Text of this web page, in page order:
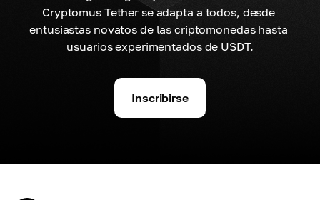
Cryptomus Tether se adapta a todos, desde
entusiastas novatos de las criptomonedas hasta
usuarios experimentados de USDT.
Inscribirse